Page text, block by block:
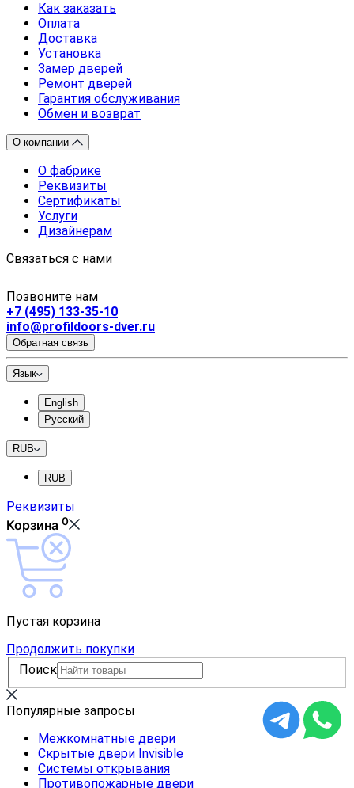
Как заказать
Оплата
Доставка
Установка
Замер дверей
Ремонт дверей
Гарантия обслуживания
Обмен и возврат
О компании
О фабрике
Реквизиты
Сертификаты
Услуги
Дизайнерам
Связаться с нами
Позвоните нам
+7 (495) 133-35-10
info@profildoors-dver.ru
Обратная связь
Язык
English
Русский
RUB
RUB
Реквизиты
Корзина 0
Пустая корзина
Продолжить покупки
Поиск
Популярные запросы
Межкомнатные двери
Скрытые двери Invisible
Системы открывания
Противопожарные двери